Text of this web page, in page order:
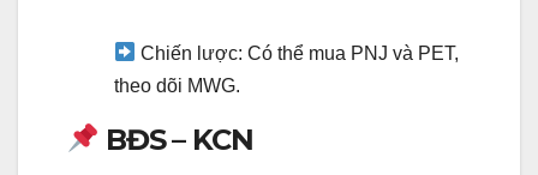
Chiến lược: Có thể mua PNJ và PET,
theo dõi MWG.
BĐS – KCN